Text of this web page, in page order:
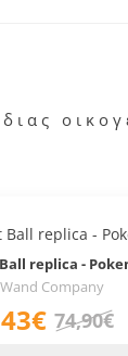
replica -
Company
74,90€